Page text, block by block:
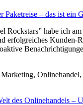
– das ist ein
Rockstars” habe ich
erfolgreiches
des Onlinehandels –